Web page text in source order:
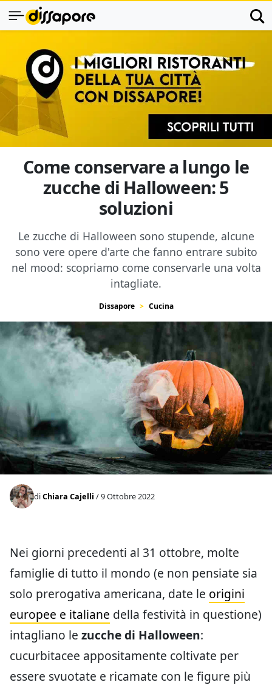
Come conservare a lungo le
zucche di Halloween: 5
soluzioni
Le zucche di Halloween sono stupende, alcune
sono vere opere d'arte che fanno entrare subito
nel mood: scopriamo come conservarle una volta
intagliate.
Dissapore Cucina
diChiara Cajelli / 9 Ottobre 2022
Nei giorni precedenti al 31 ottobre, molte
famiglie di tutto il mondo (e non pensiate sia
solo prerogativa americana, date le origini
europee e italiane della festività in questione)
intagliano le zucche di Halloween:
cucurbitacee appositamente coltivate per
essere svuotate e ricamate con le figure più